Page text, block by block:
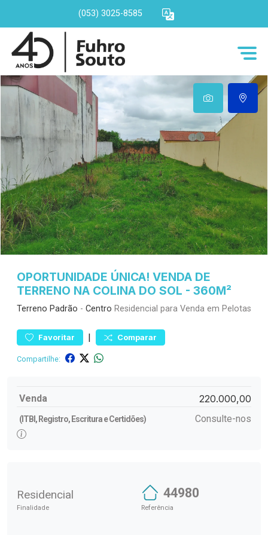
(053) 3025-8585
OPORTUNIDADE ÚNICA! VENDA DE
TERRENO NA COLINA DO SOL - 360M²
Terreno Padrão - Centro Residencial para Venda em Pelotas
Favoritar | Comparar
Compartilhe:
Venda 220.000,00
(ITBI, Registro, Escritura e Certidões) Consulte-nos
Residencial
Finalidade
44980
Referência